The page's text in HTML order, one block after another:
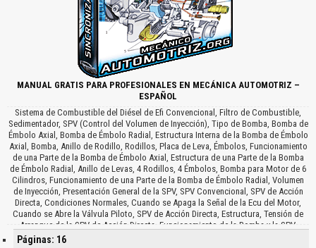
MANUAL GRATIS PARA PROFESIONALES EN MECÁNICA AUTOMOTRIZ –
ESPAÑOL
Sistema de Combustible del Diésel de Efi Convencional, Filtro de Combustible,
Sedimentador, SPV (Control del Volumen de Inyección), Tipo de Bomba, Bomba de
Émbolo Axial, Bomba de Émbolo Radial, Estructura Interna de la Bomba de Émbolo
Axial, Bomba, Anillo de Rodillo, Rodillos, Placa de Leva, Émbolos, Funcionamiento
de una Parte de la Bomba de Émbolo Axial, Estructura de una Parte de la Bomba
de Émbolo Radial, Anillo de Levas, 4 Rodillos, 4 Émbolos, Bomba para Motor de 6
Cilindros, Funcionamiento de una Parte de la Bomba de Émbolo Radial, Volumen
de Inyección, Presentación General de la SPV, SPV Convencional, SPV de Acción
Directa, Condiciones Normales, Cuando se Apaga la Señal de la Ecu del Motor,
Cuando se Abre la Válvula Piloto, SPV de Acción Directa, Estructura, Tensión de
Arranque de la SPV de Acción Directa, Funcionamiento de la Bomba y la SPV,
Bomba de Émbolo Axial y SPV, Carrera de Admisión, Inyección, Finaliza la
Páginas: 16